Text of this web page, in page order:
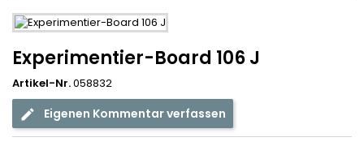
Experimentier-Board 106 J
Artikel-Nr.058832
Eigenen Kommentar verfassen